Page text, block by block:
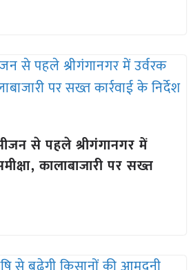
से पहले श्रीगंगानगर में
कालाबाजारी पर सख्त